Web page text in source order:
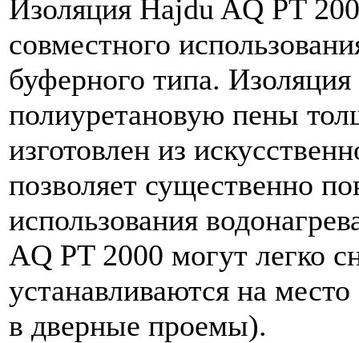
Изоляция Hajdu AQ PT
совместного
буферного типа. Изоляция
полиуретановую пены
изготовлен из
позволяет существенно
использования
AQ PT 2000 могут легко
устанавливаются на
в дверные проемы).